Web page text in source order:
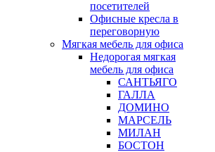
посетителей
Офисные кресла в
переговорную
Мягкая мебель для офиса
Недорогая мягкая
мебель для офиса
САНТЬЯГО
ГАЛЛА
ДОМИНО
МАРСЕЛЬ
МИЛАН
БОСТОН